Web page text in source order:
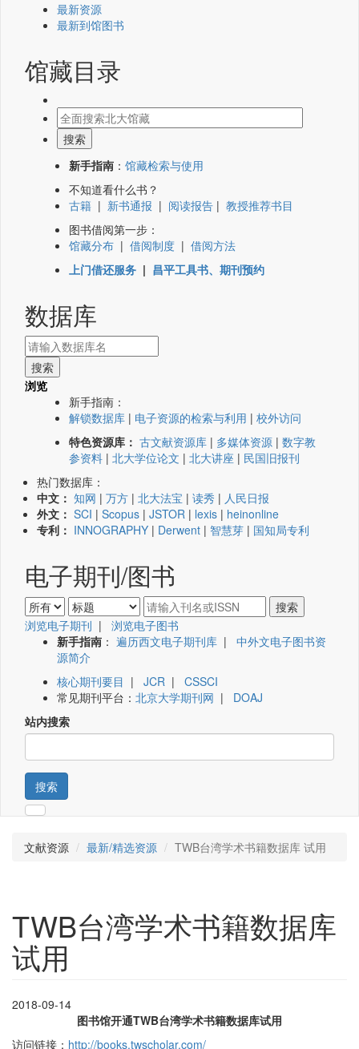
最新资源
最新到馆图书
馆藏目录
新手指南 ： 馆藏检索与使用
不知道看什么书？
古籍 | 新书通报 | 阅读报告 | 教授推荐书目
图书借阅第一步：
馆藏分布 | 借阅制度 | 借阅方法
上门借还服务 | 昌平工具书、期刊预约
数据库
浏览
新手指南：
解锁数据库 | 电子资源的检索与利用 | 校外访问
特色资源库： 古文献资源库 | 多媒体资源 | 数字教
参资料 | 北大学位论文 | 北大讲座 | 民国旧报刊
热门数据库：
中文： 知网 | 万方 | 北大法宝 | 读秀 | 人民日报
外文： SCI | Scopus | JSTOR | lexis | heinonline
专利： INNOGRAPHY | Derwent | 智慧芽 | 国知局专利
电子期刊/图书
浏览电子期刊 | 浏览电子图书
新手指南 ： 遍历西文电子期刊库 | 中外文电子图书资
源简介
核心期刊要目 | JCR | CSSCI
常见期刊平台： 北京大学期刊网 | DOAJ
站内搜索
搜索
文献资源 最新/精选资源 TWB台湾学术书籍数据库 试用
TWB台湾学术书籍数据库
试用
2018-09-14
图书馆开通TWB台湾学术书籍数据库试用
访问链接： http://books.twscholar.com/